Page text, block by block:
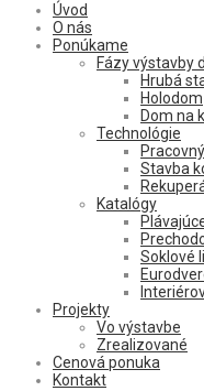
Úvod
O nás
Ponúkame
Fázy výstavby
Hrubá
Holodom
Dom na
Technológie
Stavba
Katalógy
Soklové
Projekty
Vo výstavbe
Zrealizované
Cenová ponuka
Kontakt